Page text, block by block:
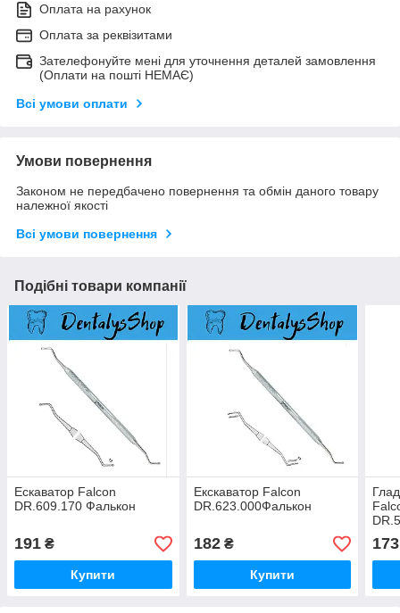
Оплата на рахунок
Оплата за реквізитами
Зателефонуйте мені для уточнення деталей замовлення
(Оплати на пошті НЕМАЄ)
Всі умови оплати
Умови повернення
Законом не передбачено повернення та обмін даного товару
належної якості
Всі умови повернення
Подібні товари компанії
Ескаватор Falcon
DR.609.170 Фалькон
191 ₴
Купити
Екскаватор Falcon
DR.623.000Фалькон
182₴
Купити
173